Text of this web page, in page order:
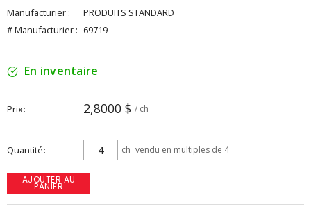
Manufacturier :
PRODUITS STANDARD
# Manufacturier : 69719
En inventaire
Prix 2,8000 $ / ch
Quantité ch vendu en multiples de 4
AJOUTER AU
PANIER